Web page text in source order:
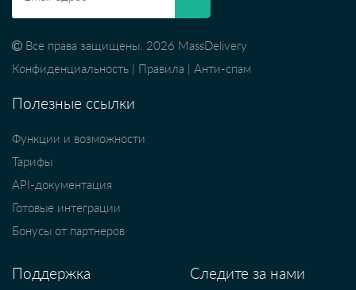
Все права защищены. 2026 MassDelivery
Конфиденциальность
Правила Анти-спам
Полезные ссылки
Функции и возможности
Тарифы
API-документация
Готовые интеграции
Бонусы от партнеров
Поддержка Следите за нами